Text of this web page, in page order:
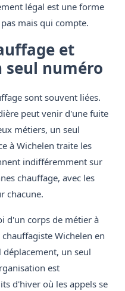
légal est une forme
mais qui compte.
et
numéro
sont souvent liées.
peut venir d'une fuite
métiers, un seul
à Wichelen traite les
indifféremment sur
chauffage, avec les
chacune.
d'un corps de métier à
Wichelen en
un seul
est
d'hiver où les appels se